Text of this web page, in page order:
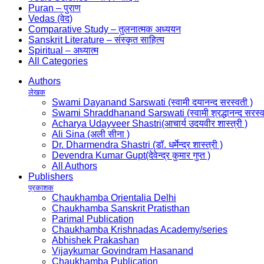
Puran – पुराण
Vedas (वेद)
Comparative Study – तुलनात्मक अध्ययन
Sanskrit Literature – संस्कृत साहित्य
Spiritual – अध्यात्म
All Categories
Authors
लेखक
Swami Dayanand Sarswati (स्वामी दयानन्द सरस्वती )
Swami Shraddhanand Sarswati (स्वामी श्रद्धानन्द
Acharya Udayveer Shastri(आचार्य उदयवीर शास्त्री )
Ali Sina (अली सीना )
Dr. Dharmendra Shastri (डॉ. धर्मेन्द्र शास्त्री )
Devendra Kumar Gupt(देवेन्द्र कुमार गुप्त )
All Authors
Publishers
प्रकाशक
Chaukhamba Orientalia Delhi
Chaukhamba Sanskrit Pratisthan
Parimal Publication
Chaukhamba Krishnadas Academy/series
Abhishek Prakashan
Vijaykumar Govindram Hasanand
Chaukhamba Publication